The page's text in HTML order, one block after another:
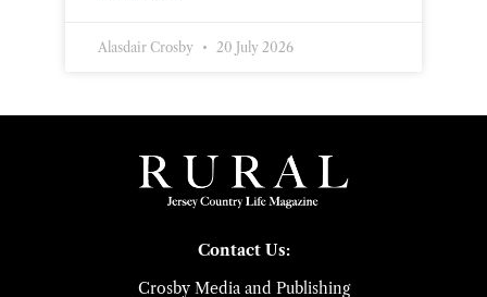
Alasdair Crosby 20 July 2026
Contact Us:
Crosby Media and Publishing